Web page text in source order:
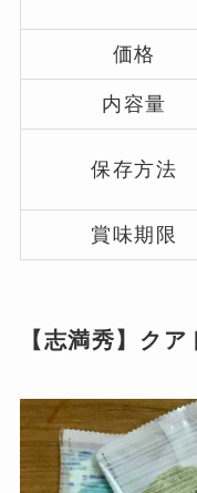
価格
内容量
保存方法
賞味期限
【志満秀】ク